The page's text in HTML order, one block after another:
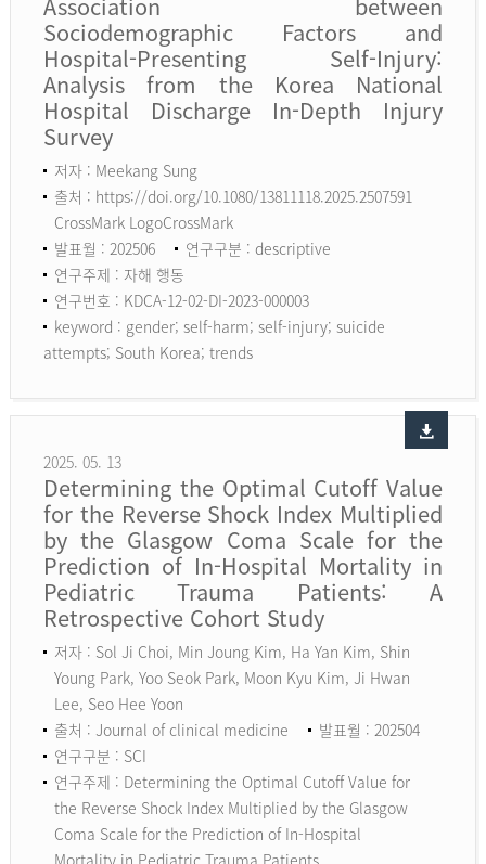
Sociodemographic Factors and
Hospital-Presenting Self-Injury:
Analysis from the Korea National
Hospital Discharge In-Depth Injury
Survey
저자 : Meekang Sung
출처 : https://doi.org/10.1080/13811118.2025.2507591
CrossMark LogoCrossMark
발표월 : 202506
연구구분 : descriptive
연구주제 : 자해 행동
연구번호 : KDCA-12-02-DI-2023-000003
keyword : gender; self-harm; self-injury; suicide
attempts; South Korea; trends
2025. 05. 13
Determining the Optimal Cutoff Value
for the Reverse Shock Index Multiplied
by the Glasgow Coma Scale for the
Prediction of In-Hospital Mortality in
Pediatric Trauma Patients: A
Retrospective Cohort Study
저자 : Sol Ji Choi, Min Joung Kim, Ha Yan Kim, Shin
Young Park, Yoo Seok Park, Moon Kyu Kim, Ji Hwan
Lee, Seo Hee Yoon
출처 : Journal of clinical medicine
발표월 : 202504
연구구분 : SCI
연구주제 : Determining the Optimal Cutoff Value for
the Reverse Shock Index Multiplied by the Glasgow
Coma Scale for the Prediction of In-Hospital
Mortality in Pediatric Trauma Patients